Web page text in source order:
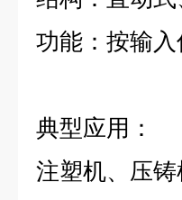
功能：按输
典型应用：
注塑机、压铸